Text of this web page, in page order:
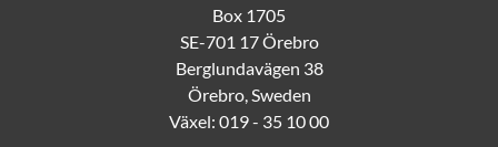
Box 1705
SE-701 17 Örebro
Berglundavägen 38
Örebro, Sweden
Växel: 019 - 35 10 00